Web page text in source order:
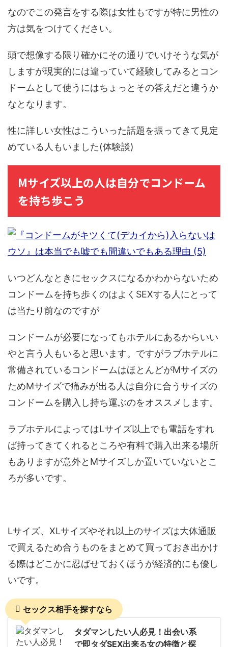
なのでこの発言をする際は女性もですが特に男性の
方は気をつけてください。
頭で想像する限り確かにその通りでいけそうな気が
しますが現実的には違っていて経験してみるとコン
ドームとして使うにはちょっとその答えだと違うか
なとなります。
性に詳しい女性はこういった話題を振ってきて見定
めている人もいました(体験談)
Mサイズ以上の人は自分でコンドーム
を持ち歩こう
いつどんなときにセックスになるかわからないため
コンドームを持ち歩くのはよくSEXする人にとって
は当たり前なのですが
コンドームが必要になってもホテルにあるからいい
やと言う人もいると思います。ですがラブホテルに
常備されているコンドームはほとんどがMサイズの
ためMサイズで痛みが出る人は自分に合うサイズの
コンドームを購入し持ち運ぶのをオススメします。
ラブホテルによってはLサイズ以上でも電話をすれ
ば持ってきてくれるところや有料で購入出来る場所
もありますが意外とMサイズしか置いていないとこ
ろが多いです。
Lサイズ、XLサイズやそれ以上のサイズは大体通販
で買えるため合うものをまとめて買っておき出かけ
る際はどこかに忍ばせておくほうが経済的にも優し
いです。
セックス相手を探すなら
タダマンしたい人必見！出会い系
で即タダSEX出来る女の特徴と探